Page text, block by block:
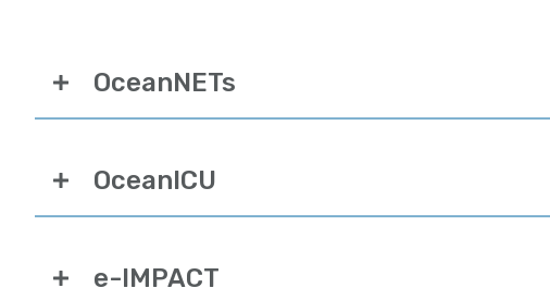
OceanNETs
OceanICU
e-IMPACT